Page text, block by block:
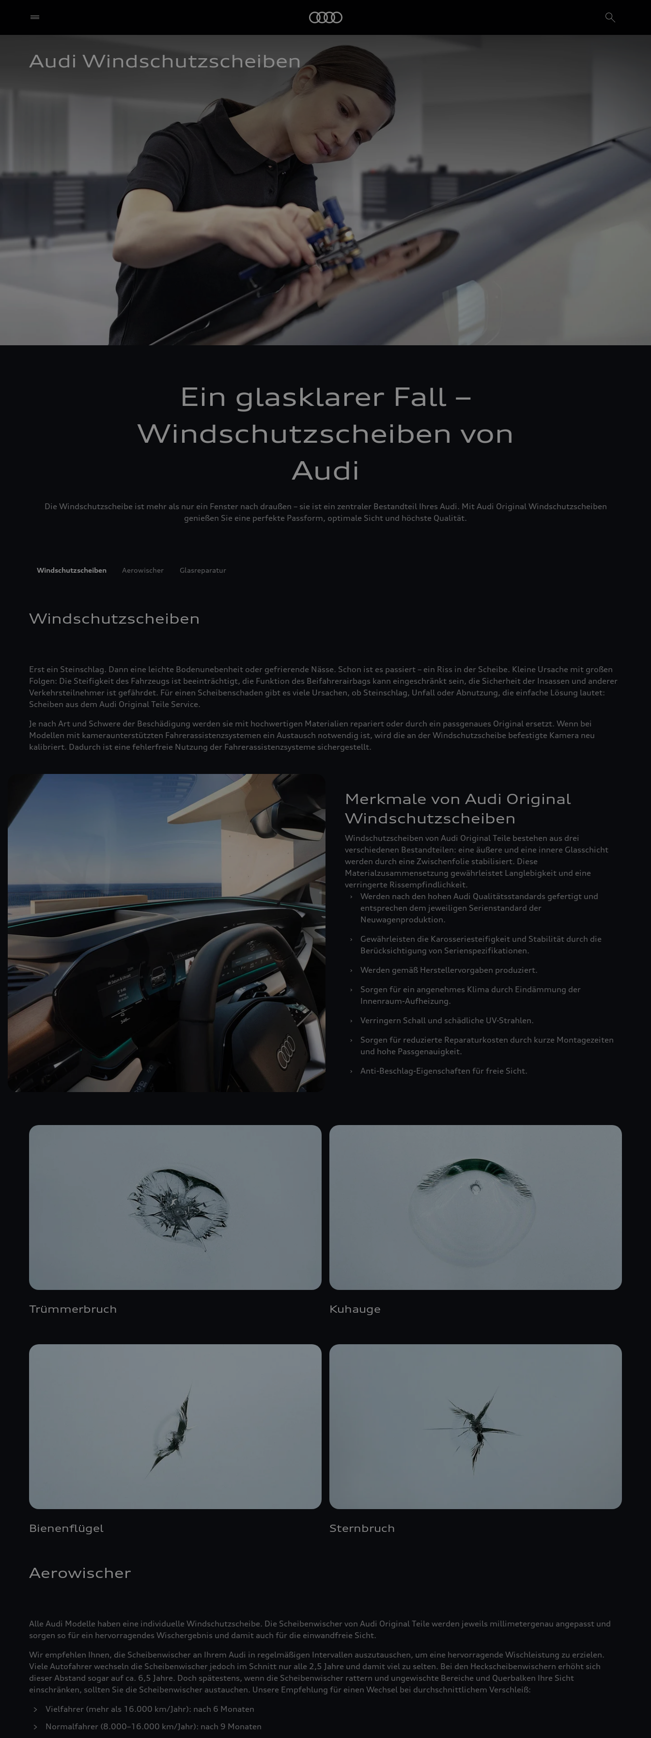
Audi Windschutzscheiben
Ein glasklarer Fall –
Windschutzscheiben von
Audi
Die Windschutzscheibe ist mehr als nur ein Fenster nach draußen – sie ist ein zentraler Bestandteil Ihres Audi. Mit Audi Original Windschutzscheiben
genießen Sie eine perfekte Passform, optimale Sicht und höchste Qualität.
Windschutzscheiben Aerowischer Glasreparatur
Windschutzscheiben
Erst ein Steinschlag. Dann eine leichte Bodenunebenheit oder gefrierende Nässe. Schon ist es passiert – ein Riss in der Scheibe. Kleine Ursache mit großen
Folgen: Die Steifigkeit des Fahrzeugs ist beeinträchtigt, die Funktion des Beifahrerairbags kann eingeschränkt sein, die Sicherheit der Insassen und anderer
Verkehrsteilnehmer ist gefährdet. Für einen Scheibenschaden gibt es viele Ursachen, ob Steinschlag, Unfall oder Abnutzung, die einfache Lösung lautet:
Scheiben aus dem Audi Original Teile Service.
Je nach Art und Schwere der Beschädigung werden sie mit hochwertigen Materialien repariert oder durch ein passgenaues Original ersetzt. Wenn bei
Modellen mit kameraunterstützten Fahrerassistenzsystemen ein Austausch notwendig ist, wird die an der Windschutzscheibe befestigte Kamera neu
kalibriert. Dadurch ist eine fehlerfreie Nutzung der Fahrerassistenzsysteme sichergestellt.
Merkmale von Audi Original
Windschutzscheiben
Windschutzscheiben von Audi Original Teile bestehen aus drei
verschiedenen Bestandteilen: eine äußere und eine innere Glasschicht
werden durch eine Zwischenfolie stabilisiert. Diese
Materialzusammensetzung gewährleistet Langlebigkeit und eine
verringerte Rissempfindlichkeit.
›
Werden nach den hohen Audi Qualitätsstandards gefertigt und
entsprechen dem jeweiligen Serienstandard der
Neuwagenproduktion.
›
Gewährleisten die Karosseriesteifigkeit und Stabilität durch die
Berücksichtigung von Serienspezifikationen.
›
Werden gemäß Herstellervorgaben produziert.
›
Sorgen für ein angenehmes Klima durch Eindämmung der
Innenraum-Aufheizung.
›
Verringern Schall und schädliche UV-Strahlen.
›
Sorgen für reduzierte Reparaturkosten durch kurze Montagezeiten
und hohe Passgenauigkeit.
›
Anti-Beschlag-Eigenschaften für freie Sicht.
Trümmerbruch Kuhauge
Bienenflügel Sternbruch
Aerowischer
Alle Audi Modelle haben eine individuelle Windschutzscheibe. Die Scheibenwischer von Audi Original Teile werden jeweils millimetergenau angepasst und
sorgen so für ein hervorragendes Wischergebnis und damit auch für die einwandfreie Sicht.
Wir empfehlen Ihnen, die Scheibenwischer an Ihrem Audi in regelmäßigen Intervallen auszutauschen, um eine hervorragende Wischleistung zu erzielen.
Viele Autofahrer wechseln die Scheibenwischer jedoch im Schnitt nur alle 2,5 Jahre und damit viel zu selten. Bei den Heckscheibenwischern erhöht sich
dieser Abstand sogar auf ca. 6,5 Jahre. Doch spätestens, wenn die Scheibenwischer rattern und ungewischte Bereiche und Querbalken Ihre Sicht
einschränken, sollten Sie die Scheibenwischer austauchen. Unsere Empfehlung für einen Wechsel bei durchschnittlichem Verschleiß:
Vielfahrer (mehr als 16.000 km/Jahr): nach 6 Monaten
Normalfahrer (8.000–16.000 km/Jahr): nach 9 Monaten